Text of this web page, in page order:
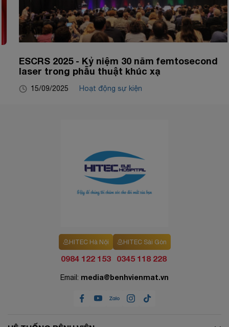
ESCRS 2025 - Kỷ niệm 30 năm femtosecond
laser trong phẫu thuật khúc xạ
15/09/2025 Hoạt động sự kiện
HITEC Hà Nội
0984 122 153
HITEC Sài Gòn
0345 118 228
Email: media@benhvienmat.vn